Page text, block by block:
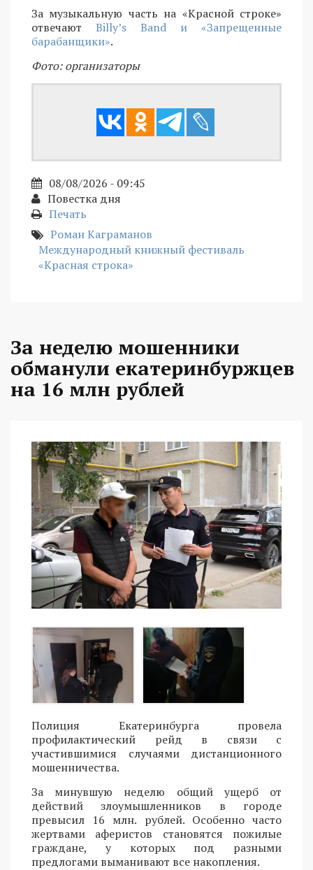
За музыкальную часть на «Красной строке»
отвечают Billy’s Band и «Запрещенные
барабанщики».
Фото: организаторы
08/08/2026 - 09:45
Повестка дня
Печать
Роман Каграманов
Международный книжный фестиваль
«Красная строка»
За неделю мошенники
обманули екатеринбуржцев
на 16 млн рублей
Полиция Екатеринбурга провела
профилактический рейд в связи с
участившимися случаями дистанционного
мошенничества.
За минувшую неделю общий ущерб от
действий злоумышленников в городе
превысил 16 млн. рублей. Особенно часто
жертвами аферистов становятся пожилые
граждане, у которых под разными
предлогами выманивают все накопления.